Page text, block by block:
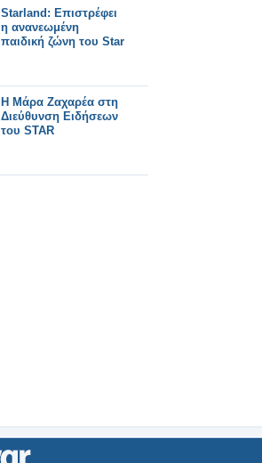
Starland: Επιστρέφει
η ανανεωμένη
παιδική ζώνη του Star
Η Μάρα Ζαχαρέα στη
Διεύθυνση Ειδήσεων
του STAR